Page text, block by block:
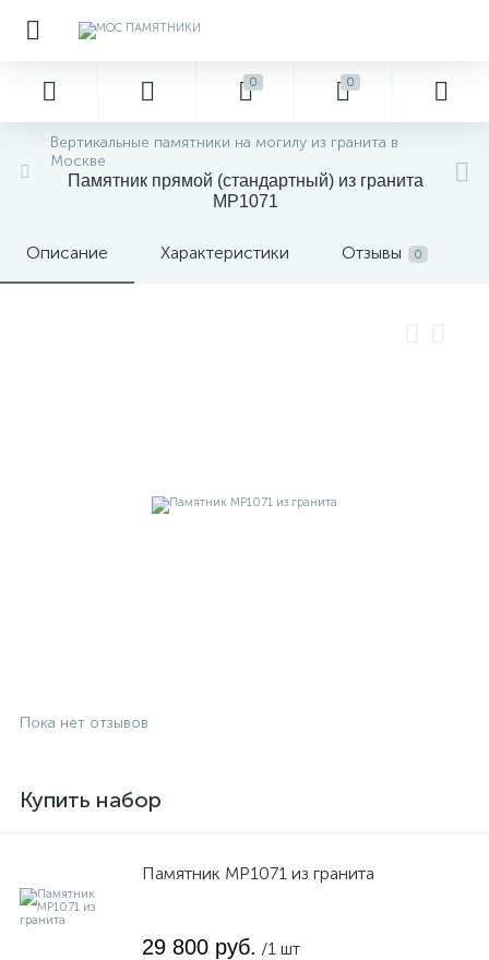
0 0
Вертикальные памятники на могилу из гранита в
Москве
Памятник прямой (стандартный) из гранита
MP1071
Описание Характеристики Отзывы 0
Пока нет отзывов
Купить набор
Памятник MP1071 из гранита
29 800 руб. /1 шт